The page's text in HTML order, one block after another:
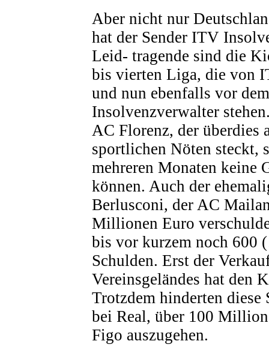
Aber nicht nur
hat der Sender ITV
Leid- tragende sind die
bis vierten Liga, die von
und nun ebenfalls vor
Insolvenzverwalter
AC Florenz, der überdies
sportlichen Nöten steckt,
mehreren Monaten keine
können. Auch der
Berlusconi, der AC
Millionen Euro
bis vor kurzem noch 600
Schulden. Erst der
Vereinsgeländes hat den
Trotzdem hinderten diese
bei Real, über 100
Figo auszugehen.